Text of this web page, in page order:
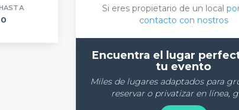
Si eres propietario de un local
contacto con nostros
Encuentra el lugar
tu evento
Miles de lugares adaptados para
reservar o privatizar en línea,